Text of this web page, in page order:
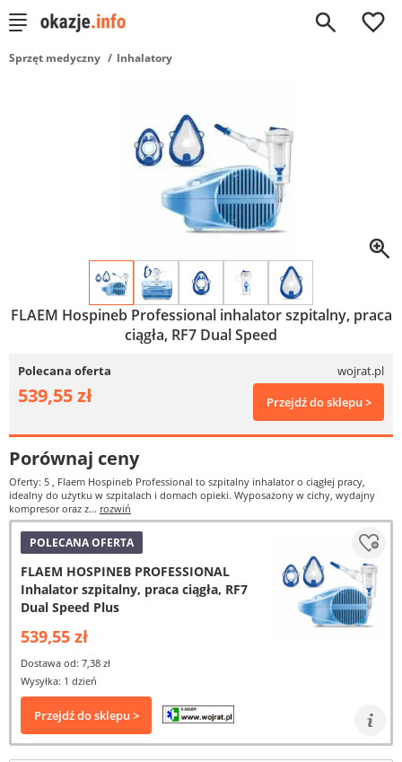
0
Sprzęt medyczny Inhalatory
FLAEM Hospineb Professional inhalator szpitalny, praca
ciągła, RF7 Dual Speed
Polecana oferta wojrat.pl
539,55 zł Przejdź do sklepu >
Porównaj ceny
Oferty: 5 , Flaem Hospineb Professional to szpitalny inhalator o ciągłej pracy,
idealny do użytku w szpitalach i domach opieki. Wyposażony w cichy, wydajny
kompresor oraz z... rozwiń
POLECANA OFERTA
FLAEM HOSPINEB PROFESSIONAL
Inhalator szpitalny, praca ciągła, RF7
Dual Speed Plus
539,55 zł
Dostawa od: 7,38 zł
Wysyłka: 1 dzień
Przejdź do sklepu >